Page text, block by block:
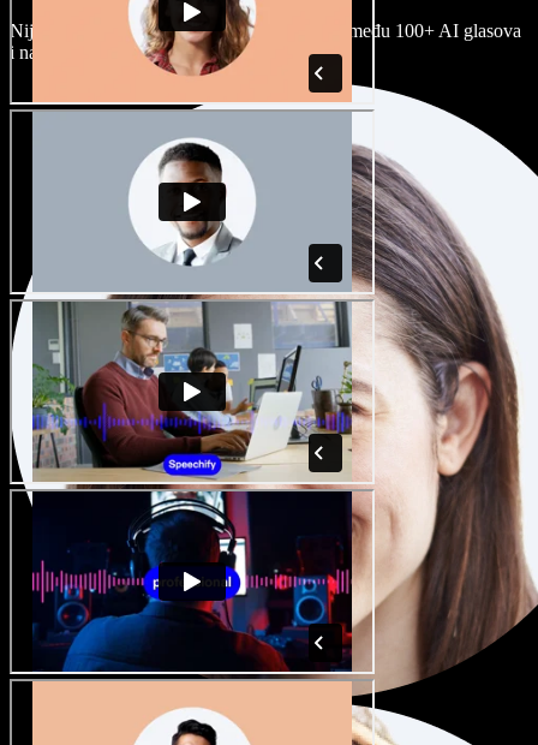
Nijedan projekt ne mora zvučati isto. Birajte među 100+ AI glasova
i naglasaka i prilagodite ih sebi.